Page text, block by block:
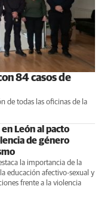
84 casos de
de todas las oficinas de la
León al pacto
de género
la importancia de la
educación afectivo-sexual y
frente a la violencia